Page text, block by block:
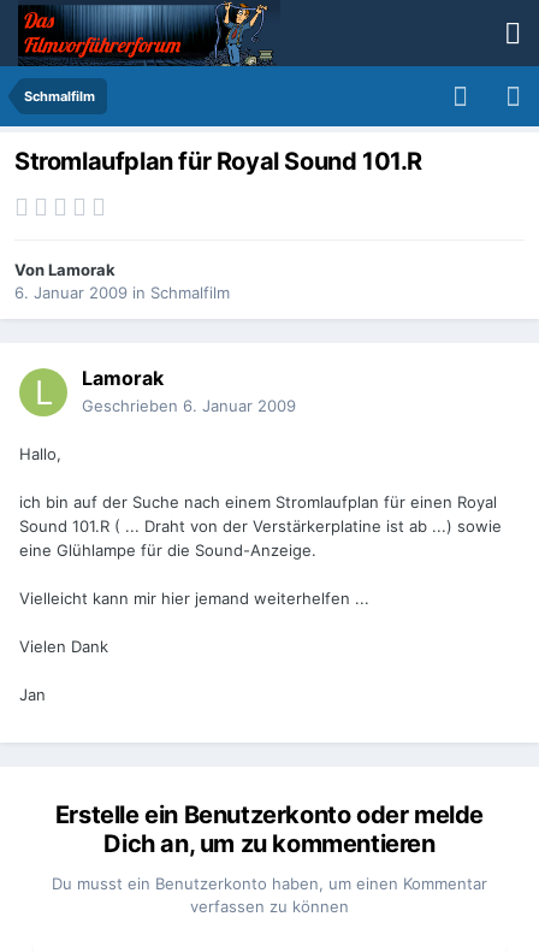
Schmalfilm
Stromlaufplan für Royal Sound 101.R
VonLamorak
6. Januar 2009 in Schmalfilm
Lamorak
Geschrieben 6. Januar 2009
Hallo,
ich bin auf der Suche nach einem Stromlaufplan für einen Royal
Sound 101.R ( ... Draht von der Verstärkerplatine ist ab ...) sowie
eine Glühlampe für die Sound-Anzeige.
Vielleicht kann mir hier jemand weiterhelfen ...
Vielen Dank
Jan
Erstelle ein Benutzerkonto oder melde
Dich an, um zu kommentieren
Du musst ein Benutzerkonto haben, um einen Kommentar
verfassen zu können